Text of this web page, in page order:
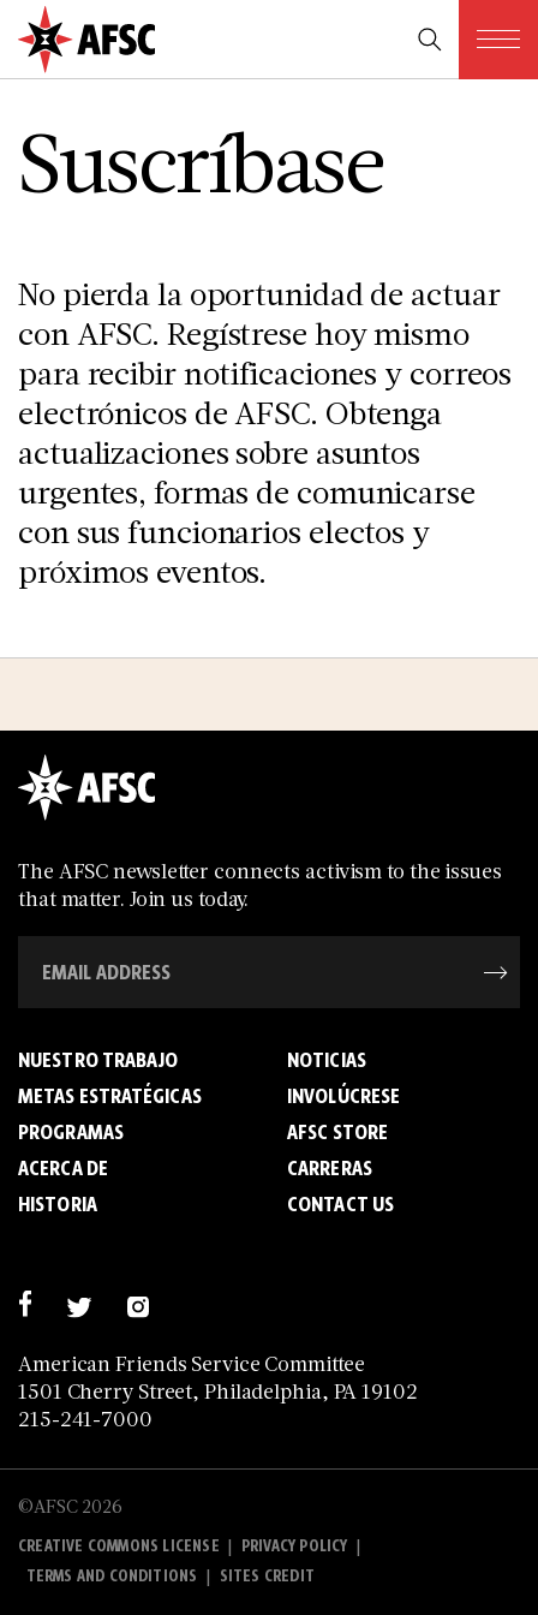
S­u­s­c­r­í­b­a­s­e
No pierda la oportunidad de actuar
con AFSC. Regístrese hoy mismo
para recibir notificaciones y correos
electrónicos de AFSC. Obtenga
actualizaciones sobre asuntos
urgentes, formas de comunicarse
con sus funcionarios electos y
próximos eventos.
The AFSC newsletter connects activism to the issues
that matter. Join us today.
American Friends Service Committee
1501 Cherry Street, Philadelphia, PA 19102
215-241-7000
NUESTRO TRABAJO
METAS ESTRATÉGICAS
PROGRAMAS
ACERCA DE
HISTORIA
NOTICIAS
INVOLÚCRESE
AFSC STORE
C­A­R­R­E­R­A­S
CONTACT US
©AFSC 2026
CREATIVE COMMONS LICENSE | PRIVACY POLICY |
TERMS AND CONDITIONS | SITES CREDIT